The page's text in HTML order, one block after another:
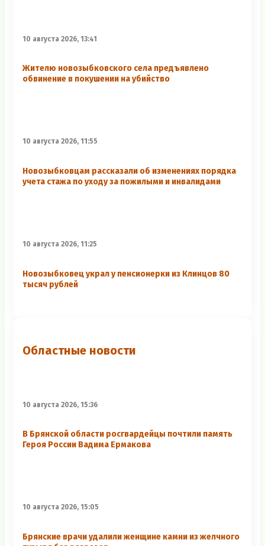
10 августа 2026, 13:41
Жителю новозыбковского села предъявлено
обвинение в покушении на убийство
10 августа 2026, 11:55
Новозыбковцам рассказали об изменениях порядка
учета стажа по уходу за пожилыми и инвалидами
10 августа 2026, 11:25
Новозыбковец украл у пенсионерки из Клинцов 80
тысяч рублей
Областные новости
10 августа 2026, 15:36
В Брянской области росгвардейцы почтили память
Героя России Вадима Ермакова
10 августа 2026, 15:05
Брянские врачи удалили женщине камни из желчного